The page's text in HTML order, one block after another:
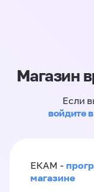
Магазин
Если
войдите
ЕКАМ -
магазине